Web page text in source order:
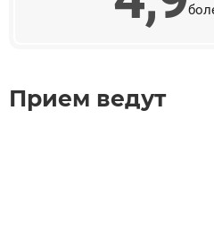
Прием ведут